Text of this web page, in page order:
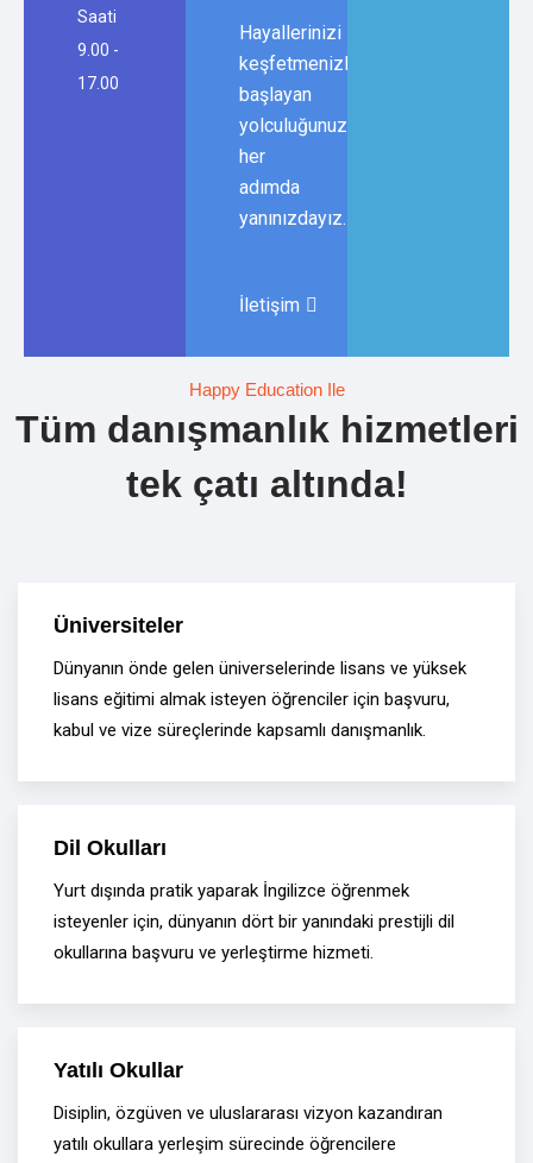
Saati
9.00 -
17.00
Hayallerinizi
keşfetmenizle
başlayan
yolculuğunuzda,
her
adımda
yanınızdayız.
İletişim
Happy Education Ile
Tüm danışmanlık hizmetleri
tek çatı altında!
Üniversiteler
Dünyanın önde gelen üniverselerinde lisans ve yüksek
lisans eğitimi almak isteyen öğrenciler için başvuru,
kabul ve vize süreçlerinde kapsamlı danışmanlık.
Dil Okulları
Yurt dışında pratik yaparak İngilizce öğrenmek
isteyenler için, dünyanın dört bir yanındaki prestijli dil
okullarına başvuru ve yerleştirme hizmeti.
Yatılı Okullar
Disiplin, özgüven ve uluslararası vizyon kazandıran
yatılı okullara yerleşim sürecinde öğrencilere